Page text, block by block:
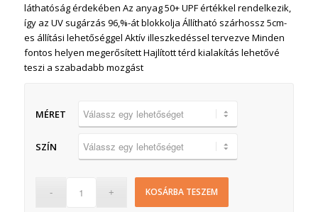
láthatóság érdekében Az anyag 50+ UPF értékkel rendelkezik,
így az UV sugárzás 96,%-át blokkolja Állítható szárhossz 5cm-
es állítási lehetőséggel Aktív illeszkedéssel tervezve Minden
fontos helyen megerősített Hajlított térd kialakítás lehetővé
teszi a szabadabb mozgást
MÉRET
SZÍN
KOSÁRBA TESZEM